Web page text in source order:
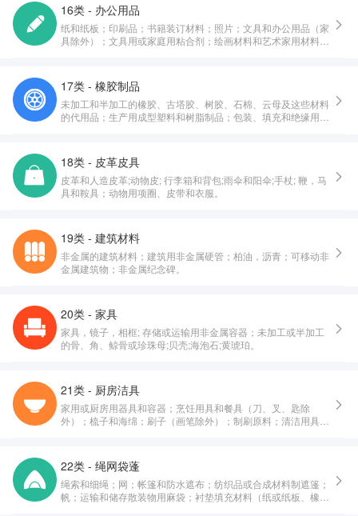
16类 - 办公用品
纸和纸板；印刷品；书籍装订材料；照片；文具和办公用品（家
具除外）；文具用或家庭用粘合剂；绘画材料和艺术家用材料；
17类 - 橡胶制品
未加工和半加工的橡胶、古塔胶、树胶、石棉、云母及这些材料
的代用品；生产用成型塑料和树脂制品；包装、填充和绝缘用材
18类 - 皮革皮具
皮革和人造皮革;动物皮; 行李箱和背包;雨伞和阳伞;手杖; 鞭，马
具和鞍具；动物用项圈、皮带和衣服。
19类 - 建筑材料
非金属的建筑材料；建筑用非金属硬管；柏油，沥青；可移动非
金属建筑物；非金属纪念碑。
20类 - 家具
家具，镜子，相框; 存储或运输用非金属容器；未加工或半加工
的骨、角、鲸骨或珍珠母;贝壳;海泡石;黄琥珀。
21类 - 厨房洁具
家用或厨房用器具和容器；烹饪用具和餐具（刀、叉、匙除
外）；梳子和海绵；刷子（画笔除外）；制刷原料；清洁用具；
22类 - 绳网袋蓬
绳索和细绳；网；帐篷和防水遮布；纺织品或合成材料制遮篷；
帆；运输和储存散装物用麻袋；衬垫填充材料（纸或纸板、橡